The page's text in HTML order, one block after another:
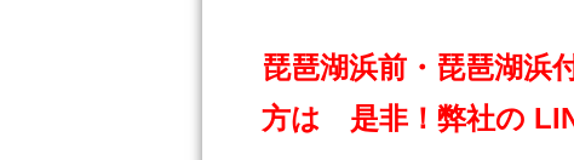
琵琶湖浜前・琵琶湖
方は 是非！弊社の